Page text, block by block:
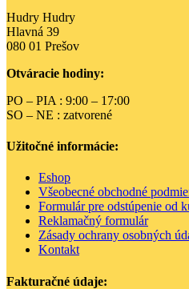
Hudry Hudry
Hlavná 39
080 01 Prešov
Otváracie hodiny:
PO – PIA : 9:00 – 17:00
SO – NE : zatvorené
Užitočné informácie:
Eshop
Všeobecné obchodné
Formulár pre odstúpenie od
Reklamačný formulár
Zásady ochrany osobných
Kontakt
Fakturačné údaje: